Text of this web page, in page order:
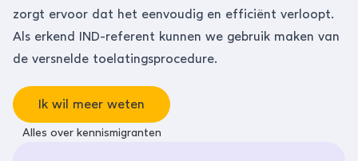
zorgt ervoor dat het eenvoudig en efficiënt verloopt.
Als erkend IND-referent kunnen we gebruik maken van
de versnelde toelatingsprocedure.
Ik wil meer weten
Alles over kennismigranten